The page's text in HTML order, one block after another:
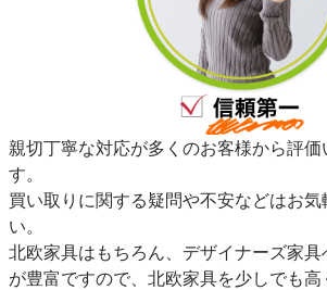
親切丁寧な対応が多くのお客様から評価
す。
買い取りに関する疑問や不安などはお気
い。
北欧家具はもちろん、デザイナーズ家
が豊富ですので、北欧家具を少しでも